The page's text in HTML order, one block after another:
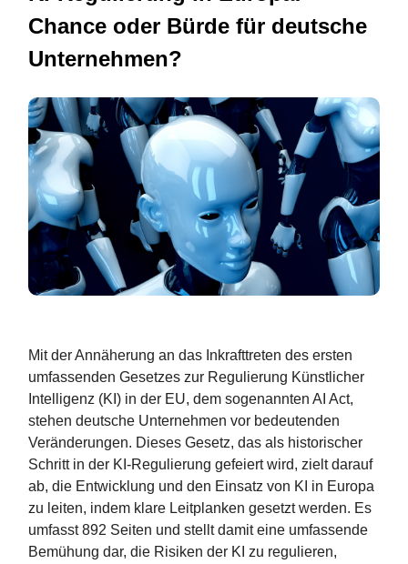
Chance oder Bürde für deutsche
Unternehmen?
Mit der Annäherung an das Inkrafttreten des ersten
umfassenden Gesetzes zur Regulierung Künstlicher
Intelligenz (KI) in der EU, dem sogenannten AI Act,
stehen deutsche Unternehmen vor bedeutenden
Veränderungen. Dieses Gesetz, das als historischer
Schritt in der KI-Regulierung gefeiert wird, zielt darauf
ab, die Entwicklung und den Einsatz von KI in Europa
zu leiten, indem klare Leitplanken gesetzt werden​​. Es
umfasst 892 Seiten und stellt damit eine umfassende
Bemühung dar, die Risiken der KI zu regulieren,